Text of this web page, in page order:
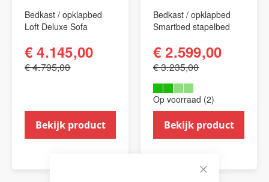
Bedkast / opklapbed
Loft Deluxe Sofa
€ 4.145,00
€ 4.795,00
Bekijk product
Bedkast / opklapbed
Smartbed stapelbed
€ 2.599,00
€ 3.235,00
Op voorraad (2)
Bekijk product